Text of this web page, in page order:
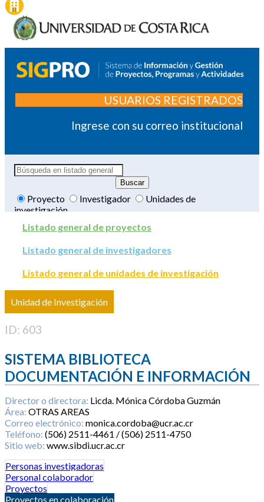
USUARIOS REGISTRADOS
Ingrese con su correo institucional
Proyecto Investigador
Unidades de
investigación
Listado general de proyectos
Listado general de investigadores
Listado general de unidades de investigación
Unidad de Investigación
ID: 603
SISTEMA BIBLIOTECA
DOCUMENTACIÓN E INFORMACIÓN
Director o directora: Licda. Mónica Córdoba Guzmán
Área: OTRAS AREAS
Correo electrónico: monica.cordoba@ucr.ac.cr
Teléfono: (506) 2511-4461 / (506) 2511-4750
Sitio web: www.sibdi.ucr.ac.cr
Personas investigadoras
Personal colaborador
Proyectos
Proyectos en colaboración